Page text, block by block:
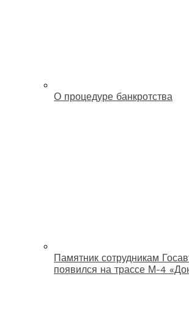
О процедуре банкротства
Памятник сотрудникам
появился на трассе М-4